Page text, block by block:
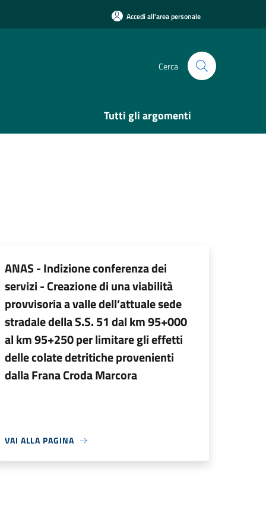
Accedi all'area personale
Cerca
Tutti gli argomenti
ANAS - Indizione conferenza dei
servizi - Creazione di una viabilità
provvisoria a valle dell’attuale sede
stradale della S.S. 51 dal km 95+000
al km 95+250 per limitare gli effetti
delle colate detritiche provenienti
dalla Frana Croda Marcora
VAI ALLA PAGINA